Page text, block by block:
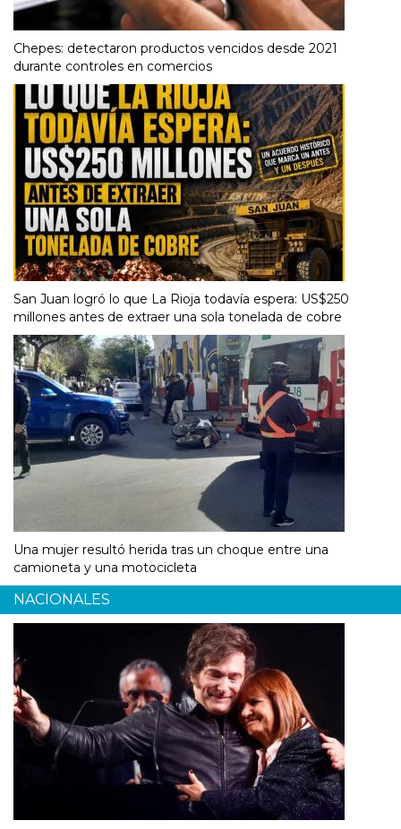
Chepes: detectaron productos vencidos desde 2021
durante controles en comercios
San Juan logró lo que La Rioja todavía espera: US$250
millones antes de extraer una sola tonelada de cobre
Una mujer resultó herida tras un choque entre una
camioneta y una motocicleta
NACIONALES